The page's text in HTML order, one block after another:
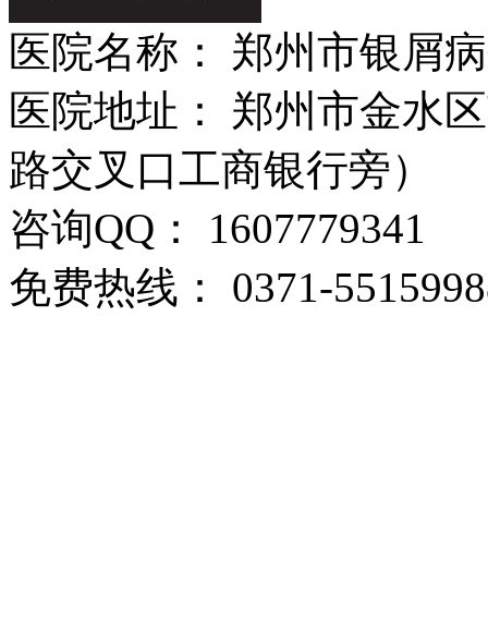
医院名称： 郑州市银屑
医院地址： 郑州市金水
路交叉口工商银行旁）
咨询QQ： 1607779341
免费热线： 0371-